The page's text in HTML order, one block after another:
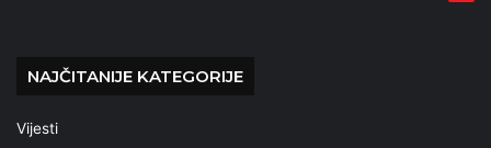
NAJČITANIJE KATEGORIJE
Vijesti